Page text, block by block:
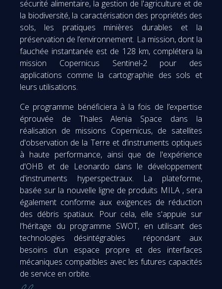
sécurité alimentaire, la gestion de l'agriculture et de
la biodiversité, la caractérisation des propriétés des
sols, les pratiques minières durables et la
préservation de l’environnement. La mission, dont la
fauchée instantanée est de 128 km, complétera la
mission Copernicus Sentinel-2 pour des
applications comme la cartographie des sols et
leurs utilisations.
Ce programme bénéficiera à la fois de l’expertise
éprouvée de Thales Alenia Space dans la
réalisation de missions Copernicus, de satellites
d'observation de la Terre et d’instruments optiques
à haute performance, ainsi que de l'expérience
d'OHB et de Leonardo dans le développement
d'instruments hyperspectraux. La plateforme,
basée sur la nouvelle ligne de produits MILA , sera
également conforme aux exigences de réduction
des débris spatiaux. Pour cela, elle s'appuie sur
l'héritage du programme SWOT, en utilisant des
technologies désintégrables répondant aux
besoins d’un espace propre et des interfaces
mécaniques compatibles avec les futures capacités
de service en orbite.